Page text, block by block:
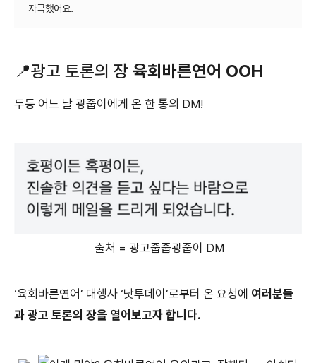
📍광고 토론의 장 육회바른연어 OOH
두둥 어느 날 광줍이에게 온 한 통의 DM!
출처 = 광고줍줍광줍이 DM
‘육회바른연어’ 대행사 ‘낫투데이’로부터 온 요청에 여러분들
과 광고 토론의 장을 열어보고자 합니다.